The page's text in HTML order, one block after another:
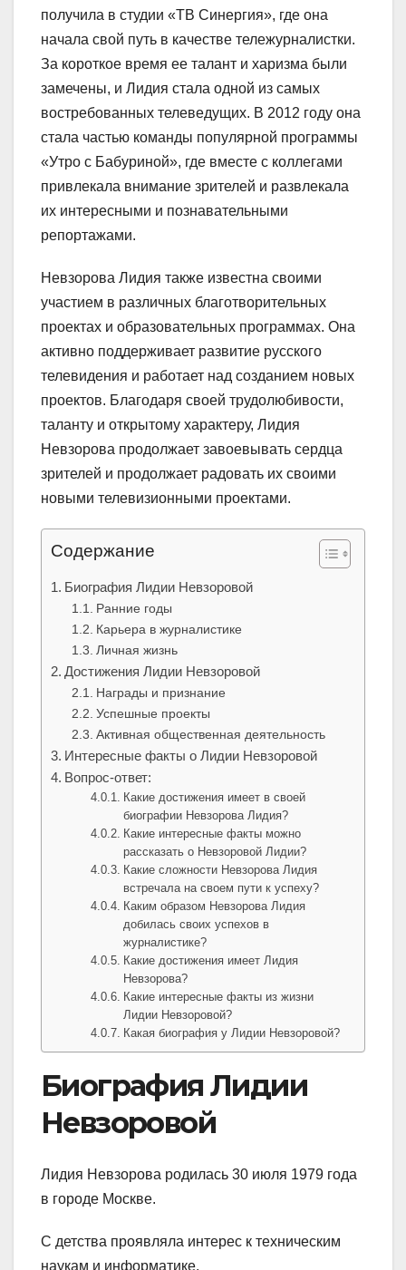
получила в студии «ТВ Синергия», где она
начала свой путь в качестве тележурналистки.
За короткое время ее талант и харизма были
замечены, и Лидия стала одной из самых
востребованных телеведущих. В 2012 году она
стала частью команды популярной программы
«Утро с Бабуриной», где вместе с коллегами
привлекала внимание зрителей и развлекала
их интересными и познавательными
репортажами.
Невзорова Лидия также известна своими
участием в различных благотворительных
проектах и образовательных программах. Она
активно поддерживает развитие русского
телевидения и работает над созданием новых
проектов. Благодаря своей трудолюбивости,
таланту и открытому характеру, Лидия
Невзорова продолжает завоевывать сердца
зрителей и продолжает радовать их своими
новыми телевизионными проектами.
Содержание
Биография Лидии Невзоровой
Ранние годы
Карьера в журналистике
Личная жизнь
Достижения Лидии Невзоровой
Награды и признание
Успешные проекты
Активная общественная деятельность
Интересные факты о Лидии Невзоровой
Вопрос-ответ:
Какие достижения имеет в своей
биографии Невзорова Лидия?
Какие интересные факты можно
рассказать о Невзоровой Лидии?
Какие сложности Невзорова Лидия
встречала на своем пути к успеху?
Каким образом Невзорова Лидия
добилась своих успехов в
журналистике?
Какие достижения имеет Лидия
Невзорова?
Какие интересные факты из жизни
Лидии Невзоровой?
Какая биография у Лидии Невзоровой?
Биография Лидии
Невзоровой
Лидия Невзорова родилась 30 июля 1979 года
в городе Москве.
С детства проявляла интерес к техническим
наукам и информатике.